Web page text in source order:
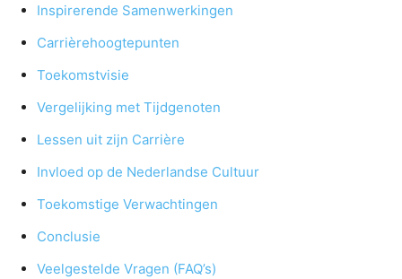
Inspirerende Samenwerkingen
Carrièrehoogtepunten
Toekomstvisie
Vergelijking met Tijdgenoten
Lessen uit zijn Carrière
Invloed op de Nederlandse Cultuur
Toekomstige Verwachtingen
Conclusie
Veelgestelde Vragen (FAQ’s)